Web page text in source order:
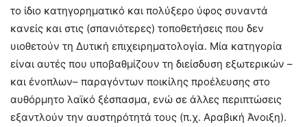
το ίδιο κατηγορηματικό και πολύξερο ύφος συναντά
κανείς και στις (σπανιότερες) τοποθετήσεις που δεν
υιοθετούν τη Δυτική επιχειρηματολογία. Μία κατηγορία
είναι αυτές που υποβαθμίζουν τη διείσδυση εξωτερικών –
και ένοπλων– παραγόντων ποικίλης προέλευσης στο
αυθόρμητο λαϊκό ξέσπασμα, ενώ σε άλλες περιπτώσεις
εξαντλούν την αυστηρότητά τους (π.χ. Αραβική Άνοιξη).